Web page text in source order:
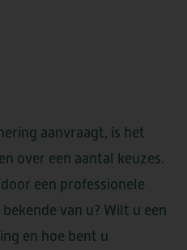
aanvraagt, is het
over een aantal keuzes.
een professionele
van u? Wilt u een
en hoe bent u